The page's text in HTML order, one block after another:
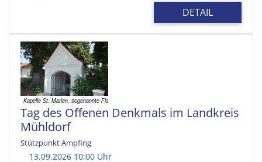
DETAIL
Tag des Offenen Denkmals im Landkreis
Mühldorf
Stützpunkt Ampfing
13.09.2026 10:00 Uhr